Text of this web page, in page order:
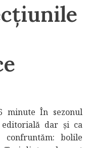
minute În sezonul
dar și ca
bolile